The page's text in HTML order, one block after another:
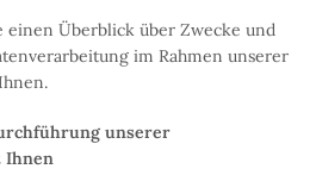
einen Überblick über Zwecke und
im Rahmen unserer
unserer
Ihnen